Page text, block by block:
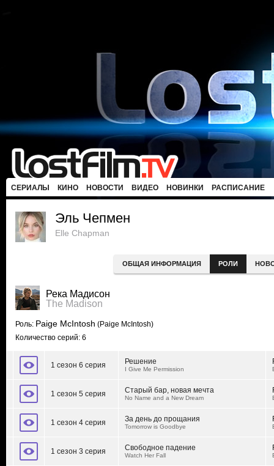
СЕРИАЛЫ КИНО НОВОСТИ ВИДЕО НОВИНКИ РАСПИСАНИЕ
Эль Чепмен
Elle Chapman
ОБЩАЯ ИНФОРМАЦИЯ РОЛИ
Река Мадисон
The Madison
Роль: Paige McIntosh (Paige McIntosh)
Количество серий: 6
1 сезон 6 серия Решение
I Give Me Permission
1 сезон 5 серия Старый бар, новая мечта
No Name and a New Dream
1 сезон 4 серия За день до прощания
Tomorrow is Goodbye
1 сезон 3 серия Свободное падение
Watch Her Fall